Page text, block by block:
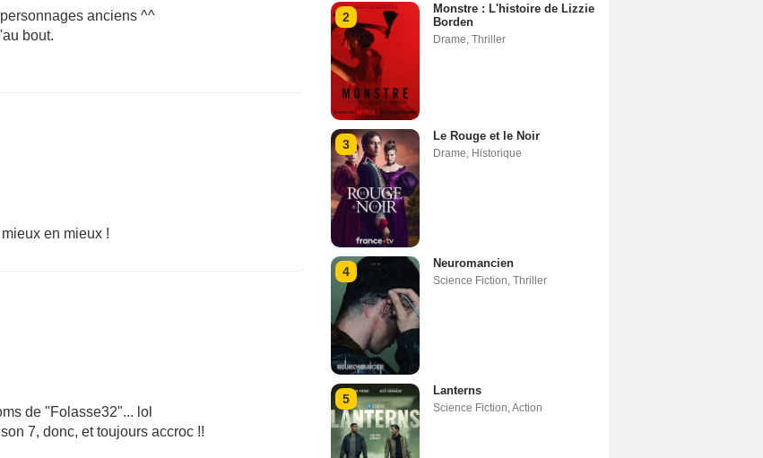
anciens ^^
bout.
en mieux !
de "Folasse32"... lol
7, donc, et toujours accroc !!
2
Monstre : L'histoire de Lizzie
Borden
Drame Thriller
3
Le Rouge et le Noir
Drame Historique
4
Neuromancien
Science Fiction Thriller
5
Lanterns
Science Fiction Action